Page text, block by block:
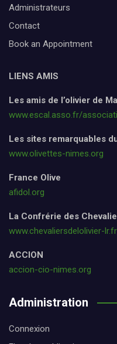
Administrateurs
Contact
Book an Appointment
LIENS AMIS
Les amis de l’olivier de
www.escal.asso.fr/
Les sites remarquables
www.olivettes-nimes.org
France Olive
afidol.org
La Confrérie des
www.chevaliersdelolivier-
ACCION
accion-cio-nimes.org
Administration
Connexion